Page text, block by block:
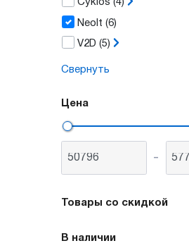
Cyklos (4)
Neolt (6)
V2D (5)
Свернуть
Цена
-
Товары со скидкой
В наличии